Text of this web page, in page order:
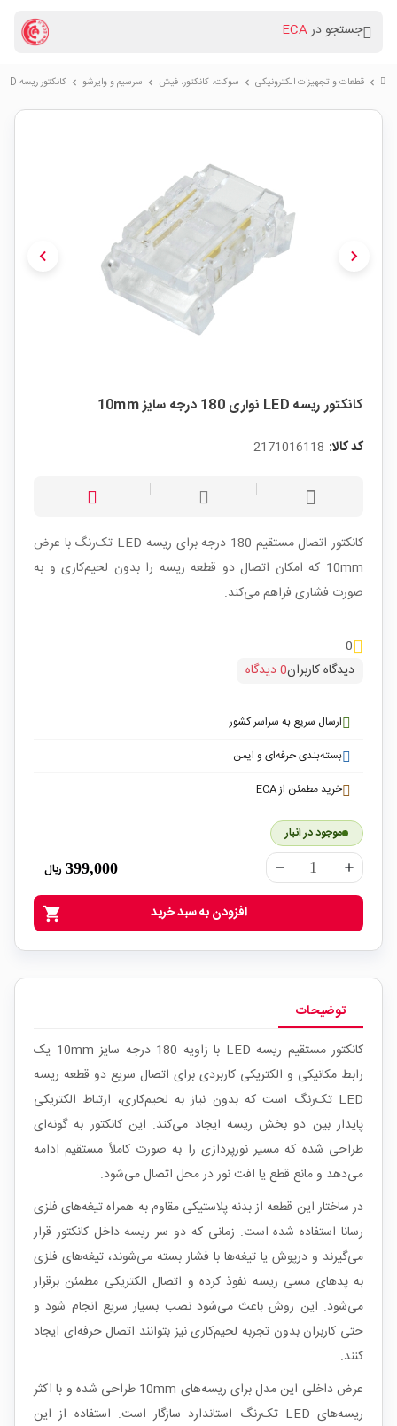
جستجو درECA
chevron_right قطعات و تجهیزات الکترونیکی chevron_right سوكت، کانکتور، فیش chevron_right سرسیم و وایرشو chevron_right کانکتور ریسه LED نواری 180 درجه سایز 10mm
chevron_left chevron_right
کانکتور ریسه LED نواری 180 درجه سایز 10mm
کد کالا: 2171016118
کانکتور اتصال مستقیم 180 درجه برای ریسه LED تک‌رنگ با عرض
10mm که امکان اتصال دو قطعه ریسه را بدون لحیم‌کاری و به
صورت فشاری فراهم می‌کند.
0
دیدگاه کاربران0 دیدگاه
ارسال سریع به سراسر کشور
بسته‌بندی حرفه‌ای و ایمن
خرید مطمئن از ECA
موجود در انبار
remove add
399,000 ریال
shopping_cart افزودن به سبد خرید
توضیحات
کانکتور مستقیم ریسه LED با زاویه 180 درجه سایز 10mm یک
رابط مکانیکی و الکتریکی کاربردی برای اتصال سریع دو قطعه ریسه
LED تک‌رنگ است که بدون نیاز به لحیم‌کاری، ارتباط الکتریکی
پایدار بین دو بخش ریسه ایجاد می‌کند. این کانکتور به گونه‌ای
طراحی شده که مسیر نورپردازی را به صورت کاملاً مستقیم ادامه
می‌دهد و مانع قطع یا افت نور در محل اتصال می‌شود.
در ساختار این قطعه از بدنه پلاستیکی مقاوم به همراه تیغه‌های فلزی
رسانا استفاده شده است. زمانی که دو سر ریسه داخل کانکتور قرار
می‌گیرند و درپوش یا تیغه‌ها با فشار بسته می‌شوند، تیغه‌های فلزی
به پدهای مسی ریسه نفوذ کرده و اتصال الکتریکی مطمئن برقرار
می‌شود. این روش باعث می‌شود نصب بسیار سریع انجام شود و
حتی کاربران بدون تجربه لحیم‌کاری نیز بتوانند اتصال حرفه‌ای ایجاد
کنند.
عرض داخلی این مدل برای ریسه‌های 10mm طراحی شده و با اکثر
ریسه‌های LED تک‌رنگ استاندارد سازگار است. استفاده از این